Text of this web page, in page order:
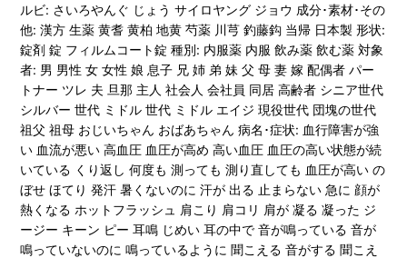
ルビ: さいろやんぐ じょう サイロヤング ジョウ 成分･素材･その
他: 漢方 生薬 黄耆 黄柏 地黄 芍薬 川芎 釣藤鈎 当帰 日本製 形状:
錠剤 錠 フィルムコート錠 種別: 内服薬 内服 飲み薬 飲む薬 対象
者: 男 男性 女 女性 娘 息子 兄 姉 弟 妹 父 母 妻 嫁 配偶者 パー
トナー ツレ 夫 旦那 主人 社会人 会社員 同居 高齢者 シニア世代
シルバー 世代 ミドル 世代 ミドル エイジ 現役世代 団塊の世代
祖父 祖母 おじいちゃん おばあちゃん 病名･症状: 血行障害が強
い 血流が悪い 高血圧 血圧が高め 高い血圧 血圧の高い状態が続
いている くり返し 何度も 測っても 測り直しても 血圧が高い の
ぼせ ほてり 発汗 暑くないのに 汗が 出る 止まらない 急に 顔が
熱くなる ホットフラッシュ 肩こり 肩コリ 肩が 凝る 凝った ジ
ージー キーン ピー 耳鳴 じめい 耳の中で 音が鳴っている 音が
鳴っていないのに 鳴っているように 聞こえる 音がする 聞こえ